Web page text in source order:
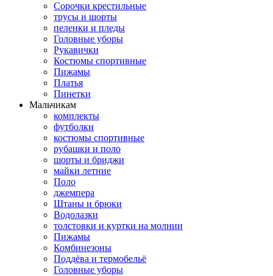
Сорочки крестильные
трусы и шорты
пеленки и пледы
Головные уборы
Рукавички
Костюмы спортивные
Пижамы
Платья
Пинетки
Мальчикам
комплекты
футболки
костюмы спортивные
рубашки и поло
шорты и бриджи
майки летние
Поло
джемпера
Штаны и брюки
Водолазки
толстовки и куртки на молнии
Пижамы
Комбинезоны
Поддёва и термобельё
Головные уборы